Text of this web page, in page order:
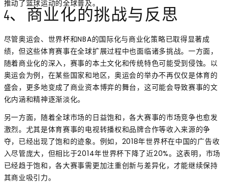
推动了篮球运动的全球普及。
4、商业化的挑战与反思
尽管奥运会、世界杯和NBA的国际化与商业化策略已取得显著成
绩，但这些体育赛事在全球扩展过程中也面临诸多挑战。一方面，
随着商业化的深入，赛事的本土文化和传统特色可能受到侵蚀。以
奥运会为例，在某些国家和地区，奥运会的举办不再仅仅是体育的
盛会，更多地变成了商业资本博弈的舞台，这可能会导致赛事的文
化内涵和精神逐渐淡化。
另一方面，随着全球市场的日益饱和，各大赛事的市场竞争也愈发
激烈。尤其是体育赛事的电视转播权和品牌合作等收入来源的争
夺，已经出现了饱和的迹象。例如，2018年世界杯在中国的广告收
入尽管庞大，但相比于2014年世界杯下降了近20%。这表明，市场
已经趋于饱和，各大赛事需更加注重创新与差异化，才能继续保持
其商业吸引力。